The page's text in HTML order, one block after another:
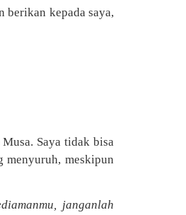
berikan kepada saya,
Saya tidak bisa
menyuruh, meskipun
janganlah